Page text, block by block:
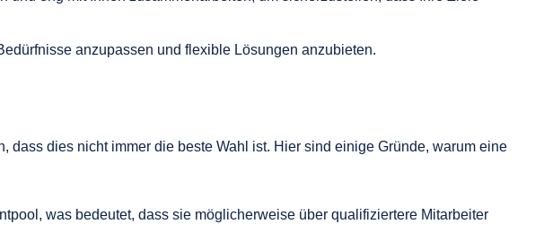
anzupassen und flexible Lösungen anzubieten.
dies nicht immer die beste Wahl ist. Hier sind einige Gründe, warum eine
was bedeutet, dass sie möglicherweise über qualifiziertere Mitarbeiter